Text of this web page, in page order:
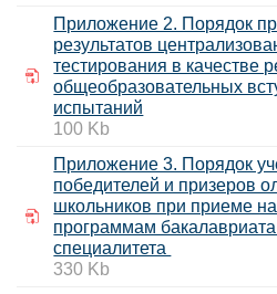
Приложение 2. Порядок
результатов
тестирования в качестве
общеобразовательных
испытаний
100 Kb
Приложение 3. Порядок
победителей и призеров
школьников при приеме
программам
специалитета
330 Kb